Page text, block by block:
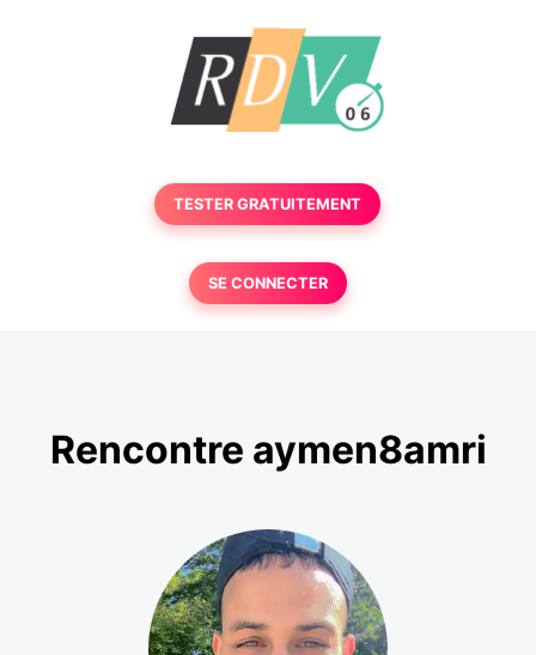
TESTER GRATUITEMENT
SE CONNECTER
Rencontre aymen8amri